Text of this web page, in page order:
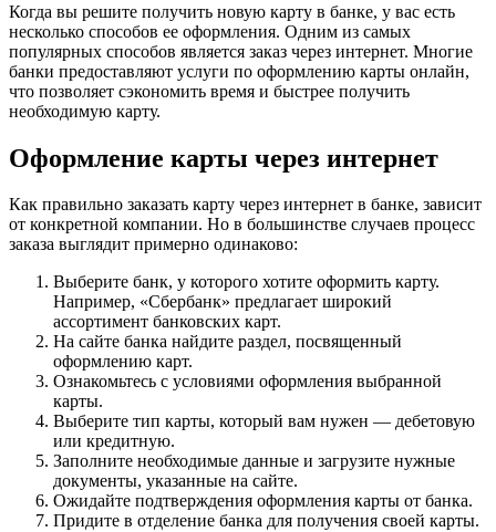
Когда вы решите получить новую карту в банке, у вас есть
несколько способов ее оформления. Одним из самых
популярных способов является заказ через интернет. Многие
банки предоставляют услуги по оформлению карты онлайн,
что позволяет сэкономить время и быстрее получить
необходимую карту.
Оформление карты через интернет
Как правильно заказать карту через интернет в банке, зависит
от конкретной компании. Но в большинстве случаев процесс
заказа выглядит примерно одинаково:
Выберите банк, у которого хотите оформить карту.
Например, «Сбербанк» предлагает широкий
ассортимент банковских карт.
На сайте банка найдите раздел, посвященный
оформлению карт.
Ознакомьтесь с условиями оформления выбранной
карты.
Выберите тип карты, который вам нужен — дебетовую
или кредитную.
Заполните необходимые данные и загрузите нужные
документы, указанные на сайте.
Ожидайте подтверждения оформления карты от банка.
Придите в отделение банка для получения своей карты.